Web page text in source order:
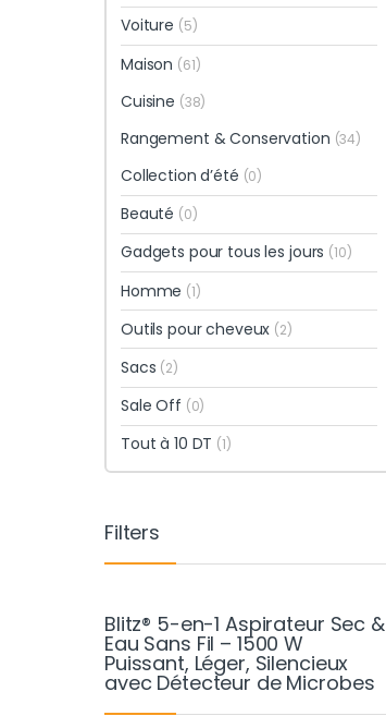
Voiture (5)
Maison (61)
Cuisine (38)
Rangement & Conservation (34)
Collection d’été (0)
Beauté (0)
Gadgets pour tous les jours (10)
Homme (1)
Outils pour cheveux (2)
Sacs (2)
Sale Off (0)
Tout à 10 DT (1)
Filters
Blitz® 5-en-1 Aspirateur Sec &
Eau Sans Fil – 1500 W
Puissant, Léger, Silencieux
avec Détecteur de Microbes